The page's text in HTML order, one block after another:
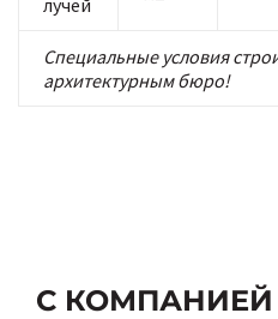
лучей
Специальные условия
архитектурным бюро!
С КОМПАНИЕЙ